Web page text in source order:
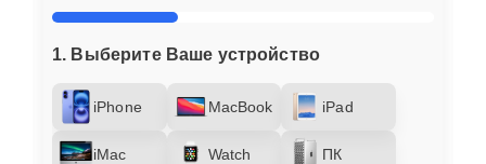
1. Выберите Ваше устройство
iPhone MacBook iPad
iMac Watch
ПК